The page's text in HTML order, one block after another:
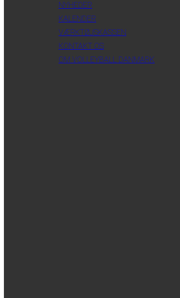
NYHEDER
KALENDER
VÆRKTØJSKASSEN
KONTAKT OS
OM VOLLEYBALL DANMARK